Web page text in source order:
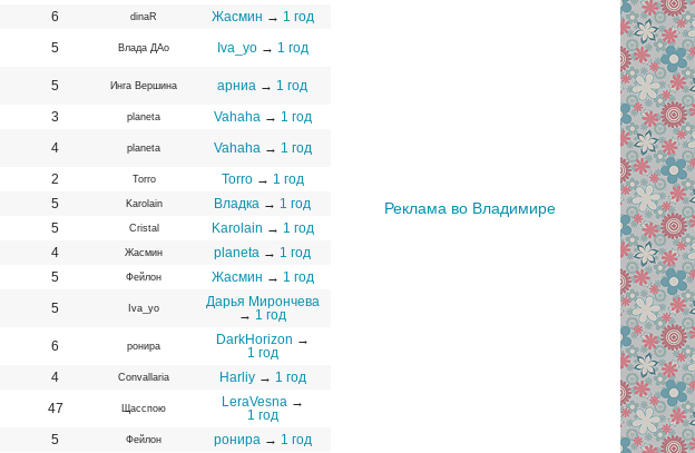
6 dinaR Жасмин → 1 год
5 Влада ДАо Iva_yo→ 1 год
5 Инга Вершина арниа → 1 год
3 planeta Vahaha → 1 год
4 planeta Vahaha → 1 год
2 Torro Torro→ 1 год
5 Karolain Владка → 1 год
5 Cristal Karolain → 1 год
4 Жасмин planeta → 1 год
5 Фейлон Жасмин → 1 год
5 Iva_yo
Дарья Мирончева
→ 1 год
6 ронира DarkHorizon →
1 год
4 Convallaria Harliy→ 1 год
47 Щасспою LeraVesna →
1 год
5 Фейлон ронира → 1 год
Реклама во Владимире